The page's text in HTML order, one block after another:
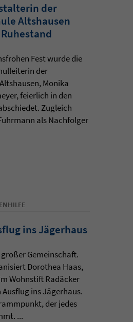
der
Altshausen
Fest wurde die
der
Monika
feierlich in den
Zugleich
als Nachfolger
ins Jägerhaus
großer Gemeinschaft.
Dorothea Haas,
Wohnstift Radäcker
Ausflug ins Jägerhaus.
der jedes
...